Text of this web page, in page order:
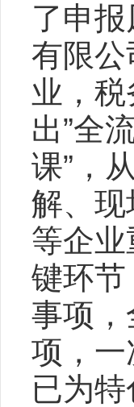
了申
有限
业，
出”全
课”，
解、
等企
键环
事项
项，一
已为